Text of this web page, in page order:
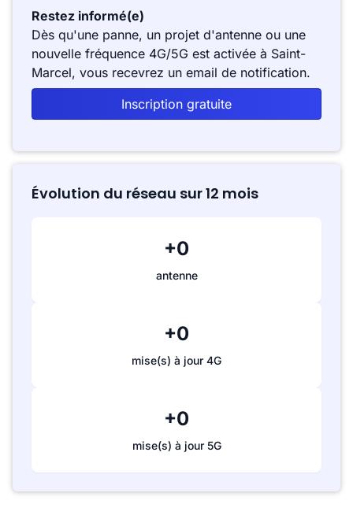
Restez informé(e)
Dès qu'une panne, un projet d'antenne ou une
nouvelle fréquence 4G/5G est activée à Saint-
Marcel, vous recevrez un email de notification.
Inscription gratuite
Évolution du réseau sur 12 mois
+0
antenne
+0
mise(s) à jour 4G
+0
mise(s) à jour 5G